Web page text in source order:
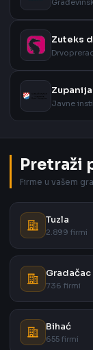
Zuteks
Javne
Pretraži
Firme u vašem
Tuzla
2.899 firmi
Gradačac
736 firmi
Bihać
655 firmi